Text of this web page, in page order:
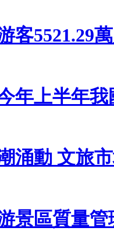
客5521.29
年上半年
涌動 文旅
景區質量